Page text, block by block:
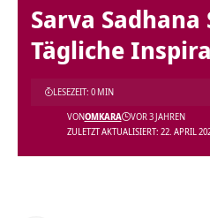
Sarva Sadhana
Tägliche
ZULETZT AKTUALISIERT: 22. APRIL
VONOMKARA VOR 3 JAHREN
LESEZEIT: 0 MIN